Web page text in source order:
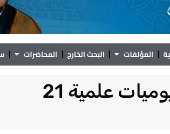
المؤلفات البحث الخارج المحاضرات
علمية 21